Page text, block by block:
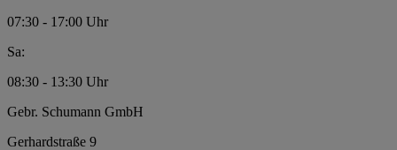
07:30 - 17:00 Uhr
Sa:
08:30 - 13:30 Uhr
Gebr. Schumann GmbH
Gerhardstraße 9